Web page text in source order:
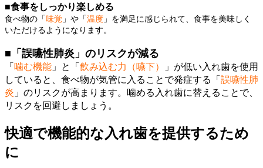
■食事をしっかり楽しめる
食べ物の「味覚 」や「温度 」を満足に感じられて、食事を美味しく
いただけるようになります。
■「誤嚥性肺炎」のリスクが減る
「 噛む機能 」と「 飲み込む力（嚥下）
」が低い入れ歯を使用
していると、食べ物が気管に入ることで発症する「 誤嚥性肺
炎 」のリスクが高まります。噛める入れ歯に替えることで、
リスクを回避しましょう。
快適で機能的な入れ歯を提供するため
に